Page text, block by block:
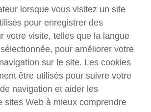
lorsque vous visitez un site
pour enregistrer des
votre visite, telles que la langue
pour améliorer votre
sur le site. Les cookies
être utilisés pour suivre votre
navigation et aider les
sites Web à mieux comprendre